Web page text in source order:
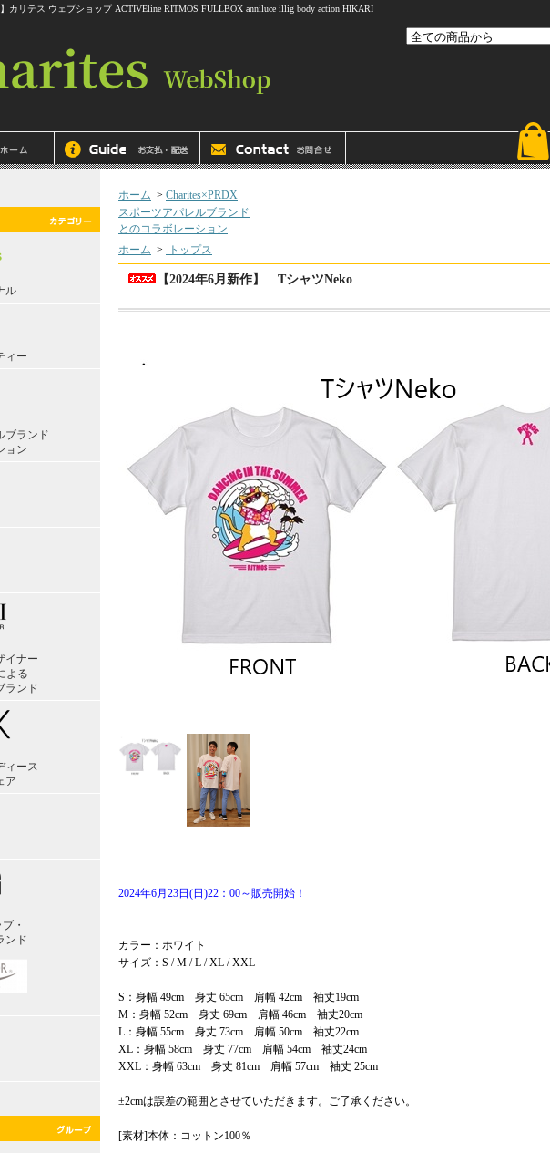
】カリテス ウェブショップ ACTIVEline RITMOS FULLBOX anniluce illig body action HIKARI
ル
ィー
ブランド
ョン
イナー
よる
ランド
ィース
ア
・
ンド
ホーム > Charites×PRDX
スポーツアパレルブランド
とのコラボレーション
ホーム > トップス
【2024年6月新作】 TシャツNeko
2024年6月23日(日)22：00～販売開始！
カラー：ホワイト
サイズ：S / M / L / XL / XXL
S：身幅 49cm 身丈 65cm 肩幅 42cm 袖丈19cm
M：身幅 52cm 身丈 69cm 肩幅 46cm 袖丈20cm
L：身幅 55cm 身丈 73cm 肩幅 50cm 袖丈22cm
XL：身幅 58cm 身丈 77cm 肩幅 54cm 袖丈24cm
XXL：身幅 63cm 身丈 81cm 肩幅 57cm 袖丈 25cm
±2cmは誤差の範囲とさせていただきます。ご了承ください。
[素材]本体：コットン100％